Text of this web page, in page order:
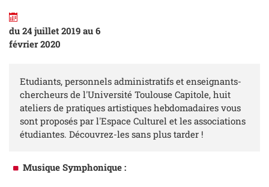
du 24 juillet 2019 au 6
février 2020
Etudiants, personnels administratifs et enseignants-
chercheurs de l'Université Toulouse Capitole, huit
ateliers de pratiques artistiques hebdomadaires vous
sont proposés par l'Espace Culturel et les associations
étudiantes. Découvrez-les sans plus tarder !
Musique Symphonique :